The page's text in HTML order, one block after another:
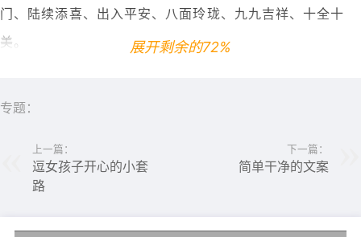
门、陆续添喜、出入平安、八面玲珑、九九吉祥、十全十
美。
谷丰登、六畜兴旺、七邻友好、八面威风、九久康泰、十分
展开剩余的72%
专题：
上一篇：
逗女孩子开心的小套
路
下一篇：
简单干净的文案